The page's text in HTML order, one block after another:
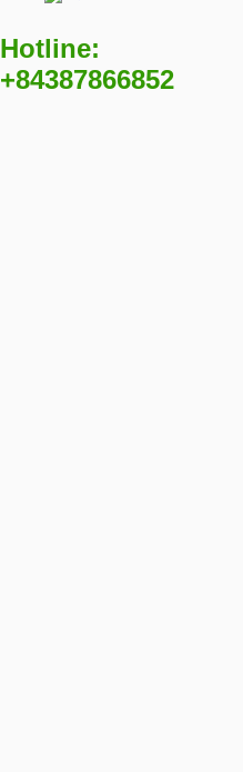
Hotline:
+84387866852